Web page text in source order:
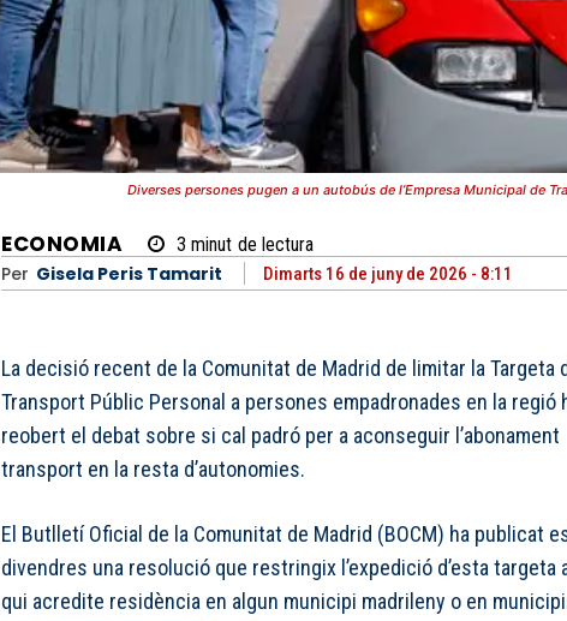
Diverses persones pugen a un autobús de l’Empresa Municipal de
ECONOMIA 3 minut de lectura
Per Gisela Peris Tamarit Dimarts 16 de juny de 2026 - 8:11
La decisió recent de la Comunitat de Madrid de limitar la Targeta
Transport Públic Personal a persones empadronades en la regió
reobert el debat sobre si cal padró per a aconseguir l’abonament
transport en la resta d’autonomies.
El Butlletí Oficial de la Comunitat de Madrid (BOCM) ha publicat
divendres una resolució que restringix l’expedició d’esta targeta
qui acredite residència en algun municipi madrileny o en